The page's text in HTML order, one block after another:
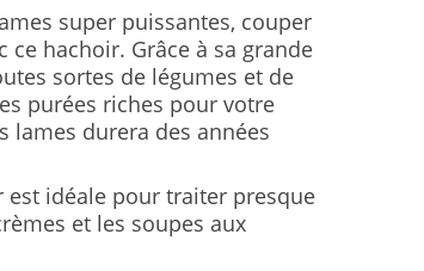
super puissantes, couper
ce hachoir. Grâce à sa grande
sortes de légumes et de
purées riches pour votre
lames durera des années
idéale pour traiter presque
et les soupes aux